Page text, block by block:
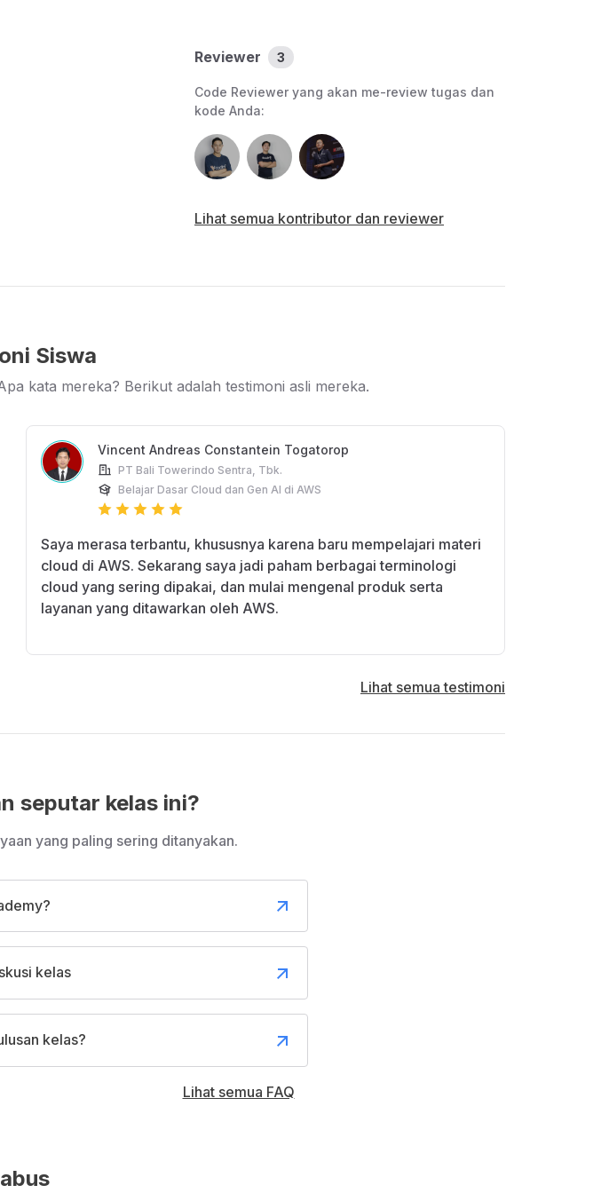
Sertifikat kompetensi
Reviewer 3
Code Reviewer yang akan me-review tugas dan
kode Anda:
Lihat semua kontributor dan reviewer
Siswa
kata mereka? Berikut adalah testimoni asli mereka.
Vincent Andreas Constantein Togatorop
PT Bali Towerindo Sentra, Tbk.
Belajar Dasar Cloud dan Gen AI di AWS
Saya merasa terbantu, khususnya karena baru mempelajari materi
cloud di AWS. Sekarang saya jadi paham berbagai terminologi
cloud yang sering dipakai, dan mulai mengenal produk serta
layanan yang ditawarkan oleh AWS.
Lihat semua testimoni
seputar kelas ini?
yang paling sering ditanyakan.
kelas
kelas?
Lihat semua FAQ